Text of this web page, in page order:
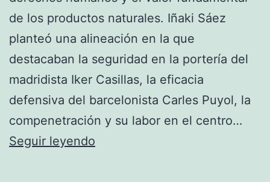
de los productos naturales. Iñaki Sáez
planteó una alineación en la que
destacaban la seguridad en la portería del
madridista Iker Casillas, la eficacia
defensiva del barcelonista Carles Puyol, la
compenetración y su labor en el centro…
Seguir leyendo